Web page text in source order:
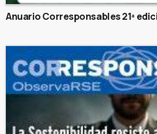
Anuario Corresponsables 21ª